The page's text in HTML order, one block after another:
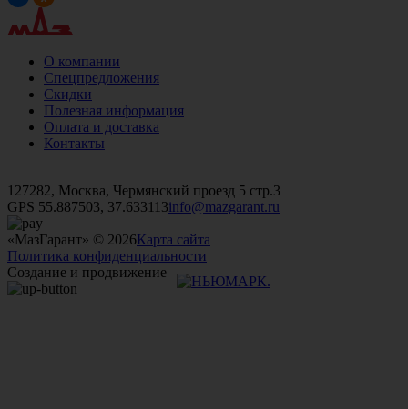
О компании
Спецпредложения
Скидки
Полезная информация
Оплата и доставка
Контакты
127282, Москва, Чермянский проезд 5 стр.3
GPS 55.887503, 37.633113info@mazgarant.ru
«МазГарант» © 2026Карта сайта
Политика конфиденциальности
Создание и продвижение